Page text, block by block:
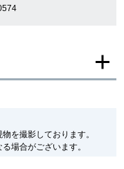
を撮影しております。
場合がございます。
でご了承下さいませ。
合がございますが、在庫品
程お願いいたします。
撮影しております。